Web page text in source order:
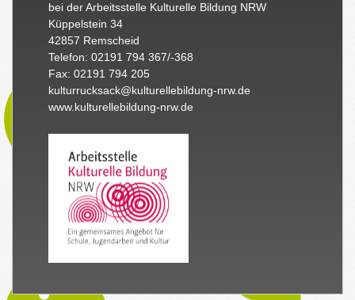
bei der Arbeitsstelle Kulturelle Bildung NRW
Küppelstein 34
42857 Remscheid
Telefon: 02191 794 367/-368
Fax: 02191 794 205
kulturrucksack@kulturellebildung-nrw.de
www.kulturellebildung-nrw.de